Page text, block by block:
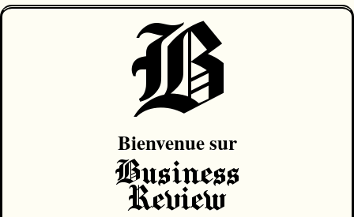
B
Bienvenue sur
Business
Review